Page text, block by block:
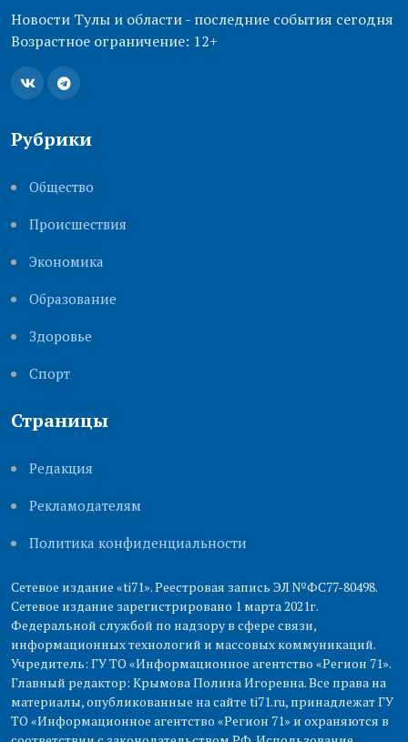
Новости Тулы и области - последние события сегодня
Возрастное ограничение: 12+
Рубрики
Общество
Происшествия
Экономика
Образование
Здоровье
Cпорт
Страницы
Редакция
Рекламодателям
Политика конфиденциальности
Сетевое издание «ti71». Реестровая запись ЭЛ №ФС77-80498.
Сетевое издание зарегистрировано 1 марта 2021г.
Федеральной службой по надзору в сфере связи,
информационных технологий и массовых коммуникаций.
Учредитель: ГУ ТО «Информационное агентство «Регион 71».
Главный редактор: Крымова Полина Игоревна. Все права на
материалы, опубликованные на сайте ti71.ru, принадлежат ГУ
ТО «Информационное агентство «Регион 71» и охраняются в